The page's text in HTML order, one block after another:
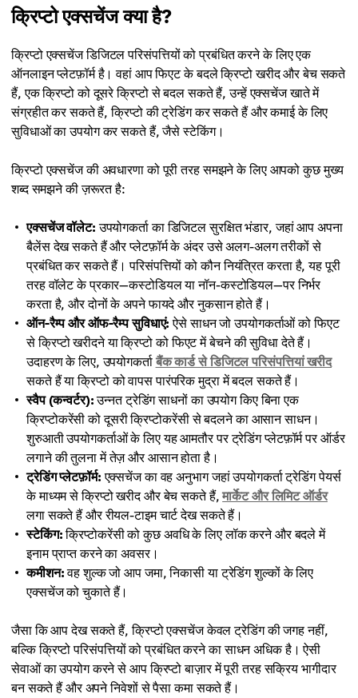
क्रिप्टो एक्सचेंज क्या है?
क्रिप्टो एक्सचेंज डिजिटल परिसंपत्तियों को प्रबंधित करने के लिए एक
ऑनलाइन प्लेटफ़ॉर्म है। वहां आप फिएट के बदले क्रिप्टो खरीद और बेच सकते
हैं, एक क्रिप्टो को दूसरे क्रिप्टो से बदल सकते हैं, उन्हें एक्सचेंज खाते में
संग्रहीत कर सकते हैं, क्रिप्टो की ट्रेडिंग कर सकते हैं और कमाई के लिए
सुविधाओं का उपयोग कर सकते हैं, जैसे स्टेकिंग।
क्रिप्टो एक्सचेंज की अवधारणा को पूरी तरह समझने के लिए आपको कुछ मुख्य
शब्द समझने की ज़रूरत है:
एक्सचेंज वॉलेट: उपयोगकर्ता का डिजिटल सुरक्षित भंडार, जहां आप अपना
बैलेंस देख सकते हैं और प्लेटफ़ॉर्म के अंदर उसे अलग-अलग तरीकों से
प्रबंधित कर सकते हैं। परिसंपत्तियों को कौन नियंत्रित करता है, यह पूरी
तरह वॉलेट के प्रकार—कस्टोडियल या नॉन-कस्टोडियल—पर निर्भर
करता है, और दोनों के अपने फायदे और नुकसान होते हैं।
ऑन-रैम्प और ऑफ-रैम्प सुविधाएं: ऐसे साधन जो उपयोगकर्ताओं को फिएट
से क्रिप्टो खरीदने या क्रिप्टो को फिएट में बेचने की सुविधा देते हैं।
उदाहरण के लिए, उपयोगकर्ताबैंक कार्ड से डिजिटल परिसंपत्तियां खरीद
सकते हैं या क्रिप्टो को वापस पारंपरिक मुद्रा में बदल सकते हैं।
स्वैप (कन्वर्टर):उन्नत ट्रेडिंग साधनों का उपयोग किए बिना एक
क्रिप्टोकरेंसी को दूसरी क्रिप्टोकरेंसी से बदलने का आसान साधन।
शुरुआती उपयोगकर्ताओं के लिए यह आमतौर पर ट्रेडिंग प्लेटफ़ॉर्म पर ऑर्डर
लगाने की तुलना में तेज़ और आसान होता है।
ट्रेडिंग प्लेटफ़ॉर्म: एक्सचेंज का वह अनुभाग जहां उपयोगकर्ता ट्रेडिंग पेयर्स
के माध्यम से क्रिप्टो खरीद और बेच सकते हैं,मार्केट और लिमिट ऑर्डर
लगा सकते हैं और रीयल-टाइम चार्ट देख सकते हैं।
स्टेकिंग:क्रिप्टोकरेंसी को कुछ अवधि के लिए लॉक करने और बदले में
इनाम प्राप्त करने का अवसर।
कमीशन:वह शुल्क जो आप जमा, निकासी या ट्रेडिंग शुल्कों के लिए
एक्सचेंज को चुकाते हैं।
जैसा कि आप देख सकते हैं, क्रिप्टो एक्सचेंज केवल ट्रेडिंग की जगह नहीं,
बल्कि क्रिप्टो परिसंपत्तियों को प्रबंधित करने का साधन अधिक है। ऐसी
सेवाओं का उपयोग करने से आप क्रिप्टो बाज़ार में पूरी तरह सक्रिय भागीदार
बन सकते हैं और अपने निवेशों से पैसा कमा सकते हैं।